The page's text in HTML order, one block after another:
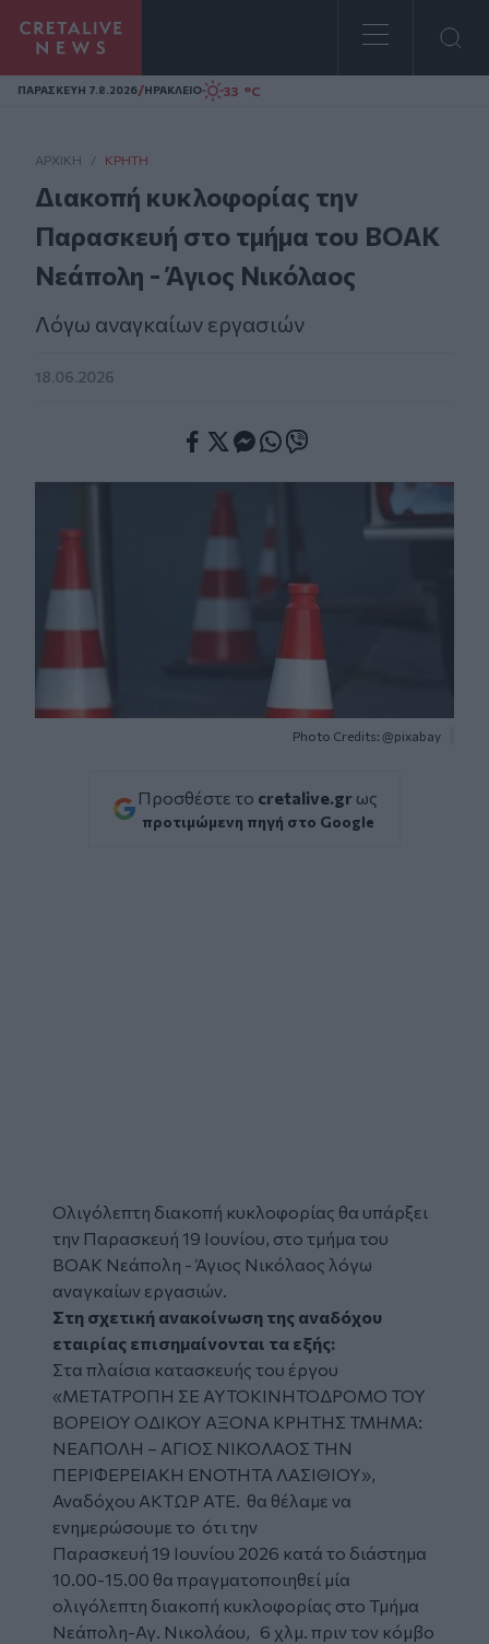
Homepage
ΠΑΡΑΣΚΕΥΗ 7.8.2026/ΗΡΑΚΛΕΙΟ 33 °C
ΑΡΧΙΚΗ / ΚΡΉΤΗ
Διακοπή κυκλοφορίας την
Παρασκευή στο τμήμα του ΒΟΑΚ
Νεάπολη - Άγιος Νικόλαος
Λόγω αναγκαίων εργασιών
18.06.2026
Photo Credits: @pixabay
Προσθέστε το cretalive.gr ως
προτιμώμενη πηγή στο Google
Ολιγόλεπτη διακοπή κυκλοφορίας θα υπάρξει
την Παρασκευή 19 Ιουνίου, στο τμήμα του
ΒΟΑΚ Νεάπολη - Άγιος Νικόλαος λόγω
αναγκαίων εργασιών.
Στη σχετική ανακοίνωση της αναδόχου
εταιρίας επισημαίνονται τα εξής:
Στα πλαίσια κατασκευής του έργου
«ΜΕΤΑΤΡΟΠΗ ΣΕ ΑΥΤΟΚΙΝΗΤΟΔΡΟΜΟ ΤΟΥ
ΒΟΡΕΙΟΥ ΟΔΙΚΟΥ ΑΞΟΝΑ ΚΡΗΤΗΣ ΤΜΗΜΑ:
ΝΕΑΠΟΛΗ – ΑΓΙΟΣ ΝΙΚΟΛΑΟΣ ΤΗΝ
ΠΕΡΙΦΕΡΕΙΑΚΗ ΕΝΟΤΗΤΑ ΛΑΣΙΘΙΟΥ»,
Αναδόχου ΑΚΤΩΡ ΑΤΕ. θα θέλαμε να
ενημερώσουμε το ότι την
Παρασκευή 19 Ιουνίου 2026 κατά το διάστημα
10.00-15.00 θα πραγματοποιηθεί μία
ολιγόλεπτη διακοπή κυκλοφορίας στο Τμήμα
Νεάπολη-Αγ. Νικολάου, 6 χλμ. πριν τον κόμβο